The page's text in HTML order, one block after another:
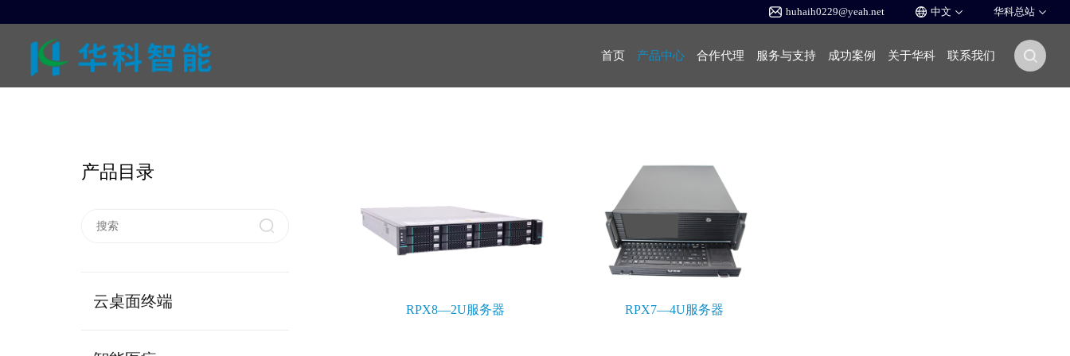
huhaih0229@yeah.net
首页 产品中心 合作代理 服务与支持 成功案例 关于华科 联系我们
产品目录
云桌面终端
RPX8—2U服务器 RPX7—4U服务器